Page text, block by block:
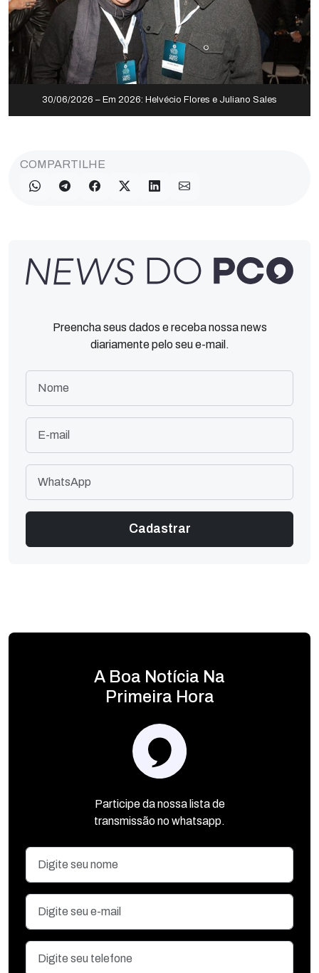
30/06/2026 – Em 2026: Helvécio Flores e Juliano Sales
COMPARTILHE
Preencha seus dados e receba nossa news
diariamente pelo seu e-mail.
A Boa Notícia Na
Primeira Hora
Participe da nossa lista de
transmissão no whatsapp.